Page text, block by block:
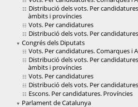
Distribució dels vots. Per
àmbits i províncies
Vots. Per candidatures
Distribució dels vots. Per candidatures
Congrés dels Diputats
Vots. Per candidatures. Comarques i
Distribució dels vots. Per
àmbits i províncies
Vots. Per candidatures
Distribució dels vots. Per candidatures
Escons. Per candidatures. Províncies
Parlament de Catalunya